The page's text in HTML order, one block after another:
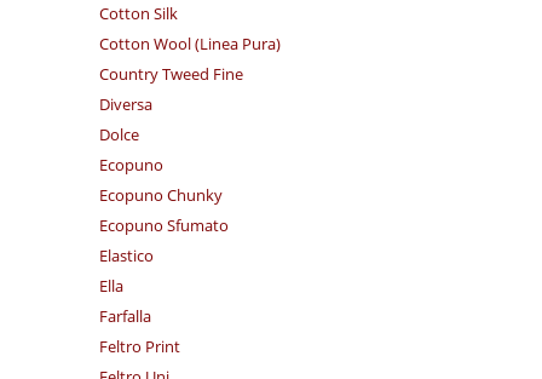
Cotton Silk
Cotton Wool (Linea Pura)
Country Tweed Fine
Diversa
Dolce
Ecopuno
Ecopuno Chunky
Ecopuno Sfumato
Elastico
Ella
Farfalla
Feltro Print